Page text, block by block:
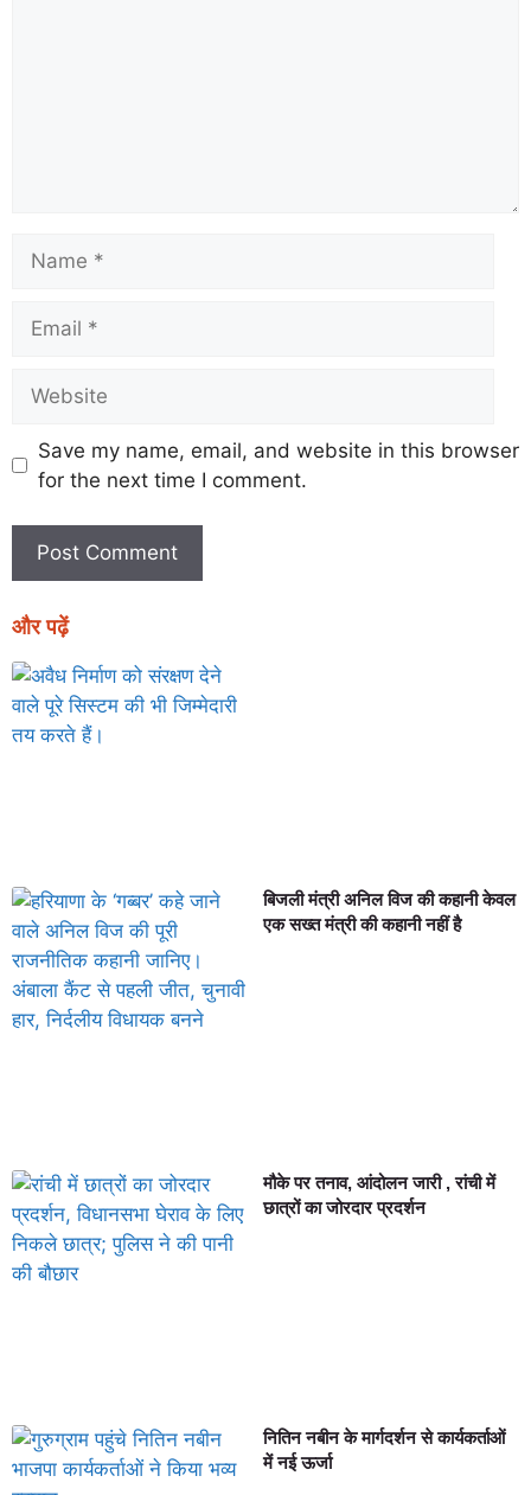
Save my name, email, and website in this browser
for the next time I comment.
और पढ़ें
बिजली मंत्री अनिल विज की कहानी केवल
एक सख्त मंत्री की कहानी नहीं है
मौके पर तनाव, आंदोलन जारी , रांची में
छात्रों का जोरदार प्रदर्शन
नितिन नबीन के मार्गदर्शन से कार्यकर्ताओं
में नई ऊर्जा